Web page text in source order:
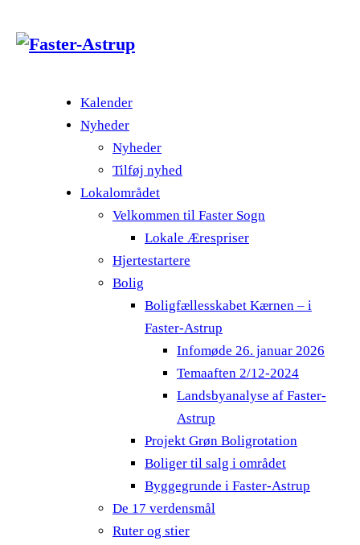
Kalender
Nyheder
Nyheder
Tilføj nyhed
Lokalområdet
Velkommen til Faster Sogn
Lokale Ærespriser
Hjertestartere
Bolig
Boligfællesskabet Kærnen – i
Faster-Astrup
Infomøde 26. januar 2026
Temaaften 2/12-2024
Landsbyanalyse af Faster-
Astrup
Projekt Grøn Boligrotation
Boliger til salg i området
Byggegrunde i Faster-Astrup
De 17 verdensmål
Ruter og stier